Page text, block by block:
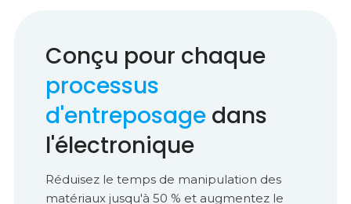
Conçu pour chaque
processus
d'entreposage dans
l'électronique
Réduisez le temps de manipulation des
matériaux jusqu'à 50 % et augmentez le